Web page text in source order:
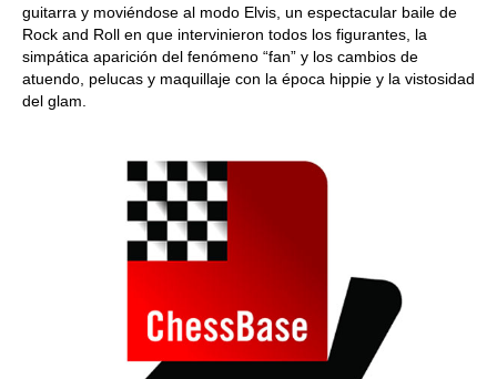
guitarra y moviéndose al modo Elvis, un espectacular baile de
Rock and Roll en que intervinieron todos los figurantes, la
simpática aparición del fenómeno “fan” y los cambios de
atuendo, pelucas y maquillaje con la época hippie y la vistosidad
del glam.